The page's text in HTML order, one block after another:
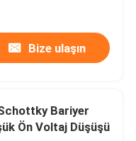
Bize ulaşın
Bariyer
Ön Voltaj Düşüşü